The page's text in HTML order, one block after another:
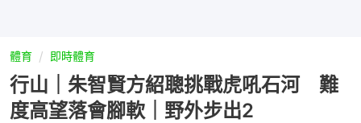
體育 即時體育
行山｜朱智賢方紹聰挑戰虎吼石河 難
度高望落會腳軟｜野外步出2